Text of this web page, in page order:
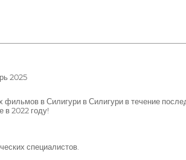
2025
фильмов в Силигури в Силигури в течение
2022 году!
специалистов.